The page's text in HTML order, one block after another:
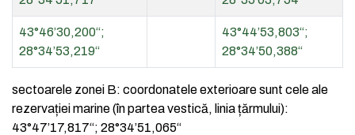
43°46’30,200“;
28°34’53,219“
43°44’53,803“;
28°34’50,388“
sectoarele zonei B: coordonatele exterioare sunt cele ale
rezervației marine (în partea vestică, linia țărmului):
43°47’17,817“; 28°34’51,065“